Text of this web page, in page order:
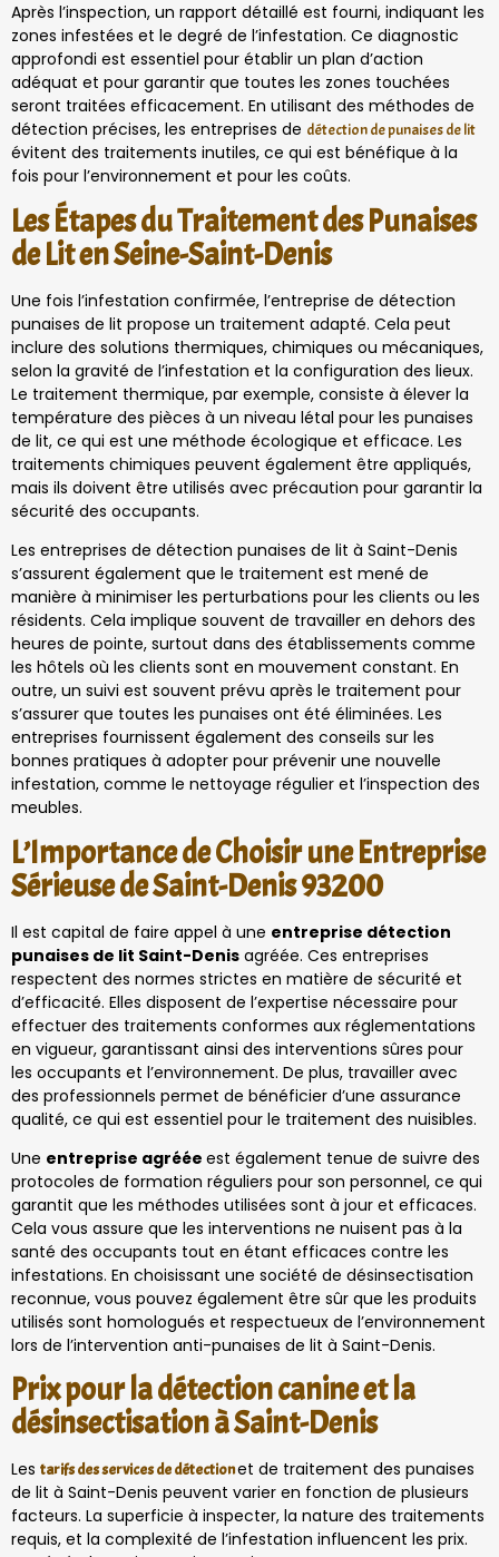
Après l’inspection, un rapport détaillé est fourni, indiquant les
zones infestées et le degré de l’infestation. Ce diagnostic
approfondi est essentiel pour établir un plan d’action
adéquat et pour garantir que toutes les zones touchées
seront traitées efficacement. En utilisant des méthodes de
détection précises, les entreprises de détection de punaises de lit
évitent des traitements inutiles, ce qui est bénéfique à la
fois pour l’environnement et pour les coûts.
Les Étapes du Traitement des Punaises
de Lit en Seine-Saint-Denis
Une fois l’infestation confirmée, l’entreprise de détection
punaises de lit propose un traitement adapté. Cela peut
inclure des solutions thermiques, chimiques ou mécaniques,
selon la gravité de l’infestation et la configuration des lieux.
Le traitement thermique, par exemple, consiste à élever la
température des pièces à un niveau létal pour les punaises
de lit, ce qui est une méthode écologique et efficace. Les
traitements chimiques peuvent également être appliqués,
mais ils doivent être utilisés avec précaution pour garantir la
sécurité des occupants.
Les entreprises de détection punaises de lit à Saint-Denis
s’assurent également que le traitement est mené de
manière à minimiser les perturbations pour les clients ou les
résidents. Cela implique souvent de travailler en dehors des
heures de pointe, surtout dans des établissements comme
les hôtels où les clients sont en mouvement constant. En
outre, un suivi est souvent prévu après le traitement pour
s’assurer que toutes les punaises ont été éliminées. Les
entreprises fournissent également des conseils sur les
bonnes pratiques à adopter pour prévenir une nouvelle
infestation, comme le nettoyage régulier et l’inspection des
meubles.
L’Importance de Choisir une Entreprise
Sérieuse de Saint-Denis 93200
Il est capital de faire appel à une entreprise détection
punaises de lit Saint-Denis agréée. Ces entreprises
respectent des normes strictes en matière de sécurité et
d’efficacité. Elles disposent de l’expertise nécessaire pour
effectuer des traitements conformes aux réglementations
en vigueur, garantissant ainsi des interventions sûres pour
les occupants et l’environnement. De plus, travailler avec
des professionnels permet de bénéficier d’une assurance
qualité, ce qui est essentiel pour le traitement des nuisibles.
Une entreprise agréée est également tenue de suivre des
protocoles de formation réguliers pour son personnel, ce qui
garantit que les méthodes utilisées sont à jour et efficaces.
Cela vous assure que les interventions ne nuisent pas à la
santé des occupants tout en étant efficaces contre les
infestations. En choisissant une société de désinsectisation
reconnue, vous pouvez également être sûr que les produits
utilisés sont homologués et respectueux de l’environnement
lors de l’intervention anti-punaises de lit à Saint-Denis.
Prix pour la détection canine et la
désinsectisation à Saint-Denis
Les tarifs des services de détectionet de traitement des punaises
de lit à Saint-Denis peuvent varier en fonction de plusieurs
facteurs. La superficie à inspecter, la nature des traitements
requis, et la complexité de l’infestation influencent les prix.